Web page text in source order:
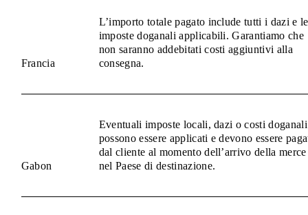
Francia
L’importo totale pagato include tutti i dazi e le
imposte doganali applicabili. Garantiamo che
non saranno addebitati costi aggiuntivi alla
consegna.
Gabon
Eventuali imposte locali, dazi o costi doganali
possono essere applicati e devono essere
dal cliente al momento dell’arrivo della merce
nel Paese di destinazione.